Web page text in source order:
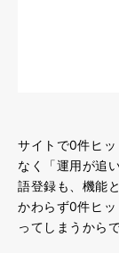
サイトで0件ヒ
なく「運用が追
語登録も、機能
かわらず0件ヒ
ってしまうからで